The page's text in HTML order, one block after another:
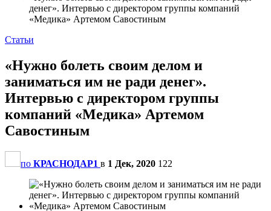
денег». Интервью с директором группы компаний
«Медика» Артемом Савостиным
Статьи
«Нужно болеть своим делом и
заниматься им не ради денег».
Интервью с директором группы
компаний «Медика» Артемом
Савостиным
по КРАСНОДАР1 в 1 Дек, 2020 122